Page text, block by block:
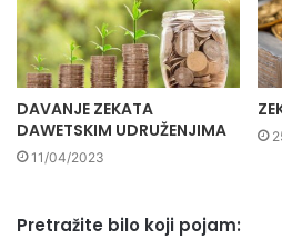
DAVANJE ZEKATA
DAWETSKIM UDRUŽENJIMA
11/04/2023
Pretražite bilo koji pojam: